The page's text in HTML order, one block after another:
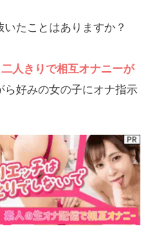
たことはありますか？
二人きりで相互オナニーが
ら好みの女の子にオナ指示